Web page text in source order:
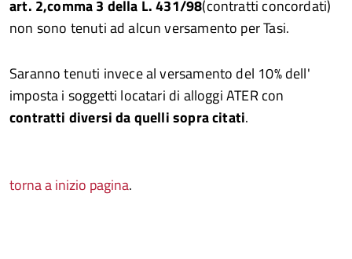
art. 2,comma 3 della L. 431/98(contratti concordati)
non sono tenuti ad alcun versamento per Tasi.
Saranno tenuti invece al versamento del 10% dell'
imposta i soggetti locatari di alloggi ATER con
contratti diversi da quelli sopra citati.
torna a inizio pagina.